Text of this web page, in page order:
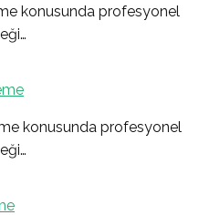
konusunda profesyonel
konusunda profesyonel